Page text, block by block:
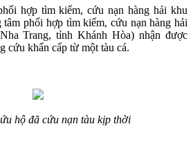
hợp tìm kiếm, cứu nạn hàng hải khu
phối hợp tìm kiếm, cứu nạn hàng hải
Trang, tỉnh Khánh Hòa) nhận được
cứu khẩn cấp từ một tàu cá.
hộ đã cứu nạn tàu kịp thời